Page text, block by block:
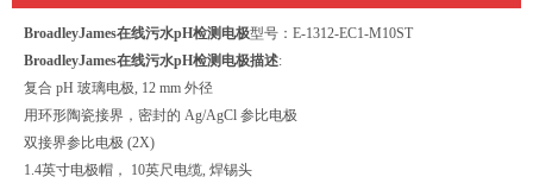
BroadleyJames在线污水pH检测电极型号：E-1312-EC1-M10ST
BroadleyJames在线污水pH检测电极描述:
复合 pH 玻璃电极, 12 mm 外径
用环形陶瓷接界，密封的 Ag/AgCl 参比电极
双接界参比电极 (2X)
1.4英寸电极帽， 10英尺电缆, 焊锡头